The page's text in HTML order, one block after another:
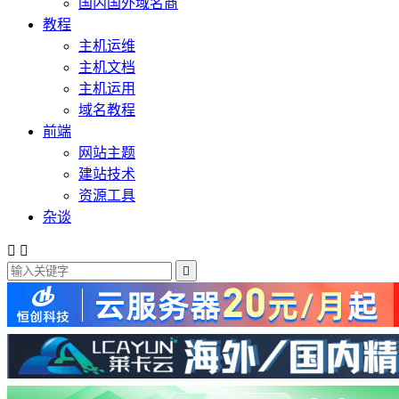
国内国外域名商
教程
主机运维
主机文档
主机运用
域名教程
前端
网站主题
建站技术
资源工具
杂谈
 
